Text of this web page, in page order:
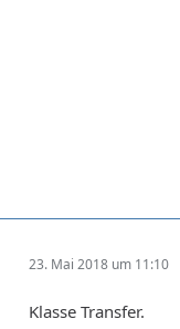
23. Mai 2018 um 11:10
Klasse Transfer.